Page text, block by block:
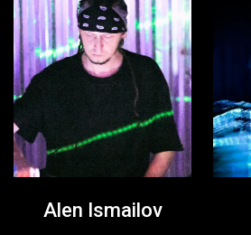
Alen Ismailov